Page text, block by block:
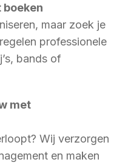
boeken
maar zoek je
professionele
bands of
met
Wij verzorgen
en maken